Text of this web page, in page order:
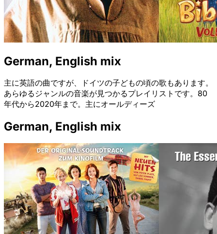
German, English mix
主に英語の曲ですが、ドイツの子どもの頃の歌もあります。
あらゆるジャンルの音楽が見つかるプレイリストです。80
年代から2020年まで。主にオールディーズ
German, English mix